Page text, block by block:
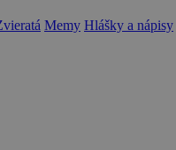
Memy Hlášky a nápisy